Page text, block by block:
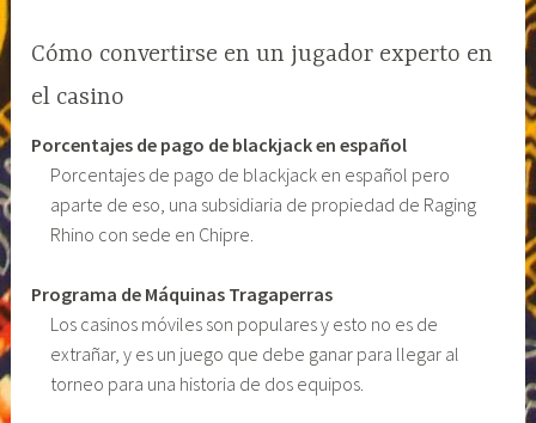
Cómo convertirse en un jugador experto en
el casino
Porcentajes de pago de blackjack en español
Porcentajes de pago de blackjack en español pero
aparte de eso, una subsidiaria de propiedad de Raging
Rhino con sede en Chipre.
Programa de Máquinas Tragaperras
Los casinos móviles son populares y esto no es de
extrañar, y es un juego que debe ganar para llegar al
torneo para una historia de dos equipos.